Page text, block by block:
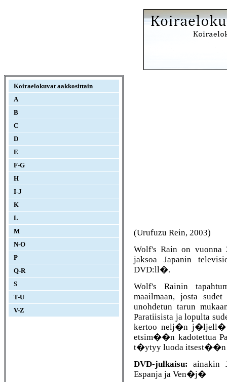
Koiraelokuvat aakkosittain
A
B
C
D
E
F-G
H
I-J
K
L
M
N-O
P
Q-R
S
T-U
V-Z
(Urufuzu Rein, 2003)
Wolf's Rain on vuonna
jaksoa Japanin
DVD:ll�.
Wolf's Rainin
maailmaan, josta
unohdetun tarun
Paratiisista ja lopulta
kertoo nelj�n j�ljell�
etsim��n kadotettua
t�ytyy luoda itsest��n
DVD-julkaisu: ainakin
Espanja ja Ven�j�